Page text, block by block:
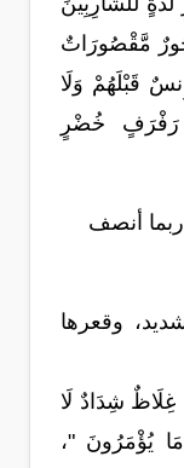
مَّقْصُورَاتٌ
قَبْلَهُمْ وَلَا
رَفْرَفٍ خُضْرٍ
أنصف
وقعرها
غِلَاظٌ شِدَادٌ لَا
يُؤْمَرُونَ "،